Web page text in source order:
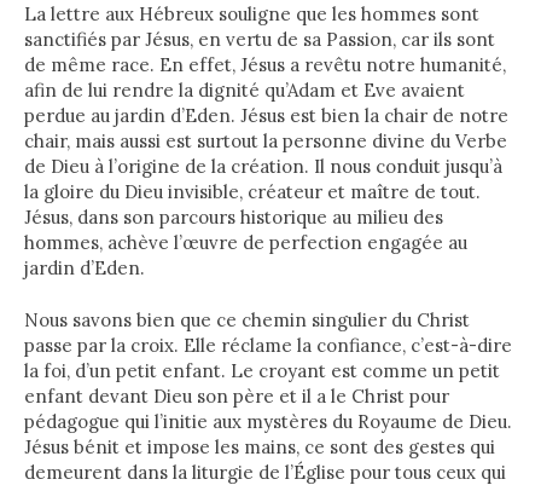
La lettre aux Hébreux souligne que les hommes sont
sanctifiés par Jésus, en vertu de sa Passion, car ils sont
de même race. En effet, Jésus a revêtu notre humanité,
afin de lui rendre la dignité qu’Adam et Eve avaient
perdue au jardin d’Eden. Jésus est bien la chair de notre
chair, mais aussi est surtout la personne divine du Verbe
de Dieu à l’origine de la création. Il nous conduit jusqu’à
la gloire du Dieu invisible, créateur et maître de tout.
Jésus, dans son parcours historique au milieu des
hommes, achève l’œuvre de perfection engagée au
jardin d’Eden.
Nous savons bien que ce chemin singulier du Christ
passe par la croix. Elle réclame la confiance, c’est-à-dire
la foi, d’un petit enfant. Le croyant est comme un petit
enfant devant Dieu son père et il a le Christ pour
pédagogue qui l’initie aux mystères du Royaume de Dieu.
Jésus bénit et impose les mains, ce sont des gestes qui
demeurent dans la liturgie de l’Église pour tous ceux qui